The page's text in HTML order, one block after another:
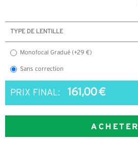
TYPE DE LENTILLE
Monofocal Gradué (+29 €)
Sans correction
PRIX FINAL: 161,00 €
ACHETER